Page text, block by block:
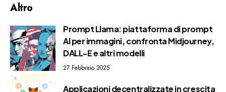
Altro
Prompt Llama: piattaforma di prompt
AI per immagini, confronta Midjourney,
DALL-E e altri modelli
27 Febbraio 2025
Applicazioni decentralizzate in crescita